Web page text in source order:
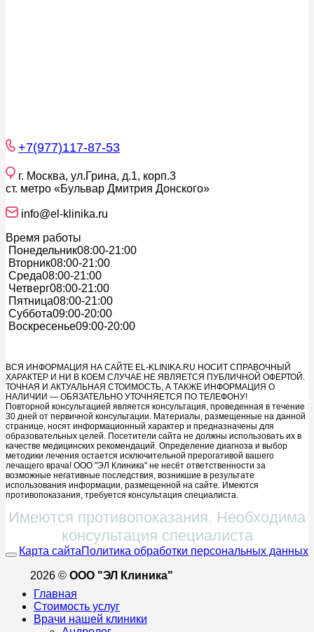
+7(977)117-87-53
г. Москва, ул.Грина, д.1, корп.3
ст. метро «Бульвар Дмитрия Донского»
info@el-klinika.ru
Время работы
Понедельник08:00-21:00
Вторник08:00-21:00
Среда08:00-21:00
Четверг08:00-21:00
Пятница08:00-21:00
Суббота09:00-20:00
Воскресенье09:00-20:00
ВСЯ ИНФОРМАЦИЯ НА САЙТЕ EL-KLINIKA.RU НОСИТ СПРАВОЧНЫЙ
ХАРАКТЕР И НИ В КОЕМ СЛУЧАЕ НЕ ЯВЛЯЕТСЯ ПУБЛИЧНОЙ ОФЕРТОЙ.
ТОЧНАЯ И АКТУАЛЬНАЯ СТОИМОСТЬ, А ТАКЖЕ ИНФОРМАЦИЯ О
НАЛИЧИИ — ОБЯЗАТЕЛЬНО УТОЧНЯЕТСЯ ПО ТЕЛЕФОНУ!
Повторной консультацией является консультация, проведенная в течение
30 дней от первичной консультации. Материалы, размещенные на данной
странице, носят информационный характер и предназначены для
образовательных целей. Посетители сайта не должны использовать их в
качестве медицинских рекомендаций. Определение диагноза и выбор
методики лечения остается исключительной прерогативой вашего
лечащего врача! ООО "ЭЛ Клиника" не несёт ответственности за
возможные негативные последствия, возникшие в результате
использования информации, размещенной на сайте. Имеются
противопоказания, требуется консультация специалиста.
Имеются противопоказания. Необходима
консультация специалиста
Карта сайтаПолитика обработки персональных данных
2026 © ООО "ЭЛ Клиника"
Главная
Стоимость услуг
Врачи нашей клиники